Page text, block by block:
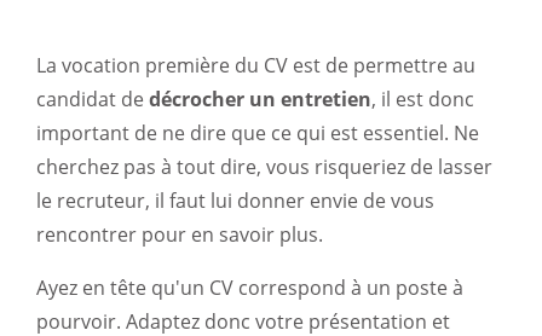
La vocation première du CV est de permettre au
candidat de décrocher un entretien, il est donc
important de ne dire que ce qui est essentiel. Ne
cherchez pas à tout dire, vous risqueriez de lasser
le recruteur, il faut lui donner envie de vous
rencontrer pour en savoir plus.
Ayez en tête qu'un CV correspond à un poste à
pourvoir. Adaptez donc votre présentation et